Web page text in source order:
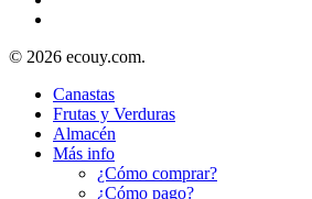
© 2026 ecouy.com.
Canastas
Frutas y Verduras
Almacén
Más info
¿Cómo comprar?
¿Cómo pago?